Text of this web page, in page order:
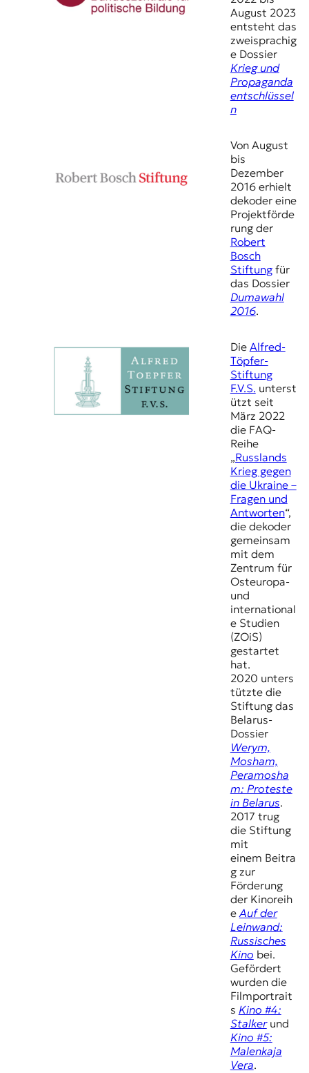
August 2023
entsteht das
zweisprachig
e Dossier
Krieg und
Propaganda
entschlüssel
n
Von August
bis
Dezember
2016 erhielt
dekoder eine
Projektförde
rung der
Robert
Bosch
Stiftungfür
das Dossier
Dumawahl
2016.
Die Alfred-
Töpfer-
Stiftung
F.V.S. unterst
ützt seit
März 2022
die FAQ-
Reihe
„Russlands
Krieg gegen
die Ukraine –
Fragen und
Antworten“,
die dekoder
gemeinsam
mit dem
Zentrum für
Osteuropa-
und
international
e Studien
(ZOiS)
gestartet
hat.
2020 unters
tützte die
Stiftung das
Belarus-
Dossier
Werym,
Mosham,
Peramosha
m: Proteste
in Belarus.
2017 trug
die Stiftung
mit
einem Beitra
g zur
Förderung
der Kinoreih
eAuf der
Leinwand:
Russisches
Kino bei.
Gefördert
wurden die
Filmportrait
s Kino #4:
Stalkerund
Kino #5:
Malenkaja
Vera.